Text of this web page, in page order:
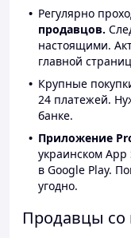
Регулярно
продавцов.
настоящими.
главной
Крупные
24 платежей.
банке.
Приложение
украинском App
в Google Play.
угодно.
Продавцы со